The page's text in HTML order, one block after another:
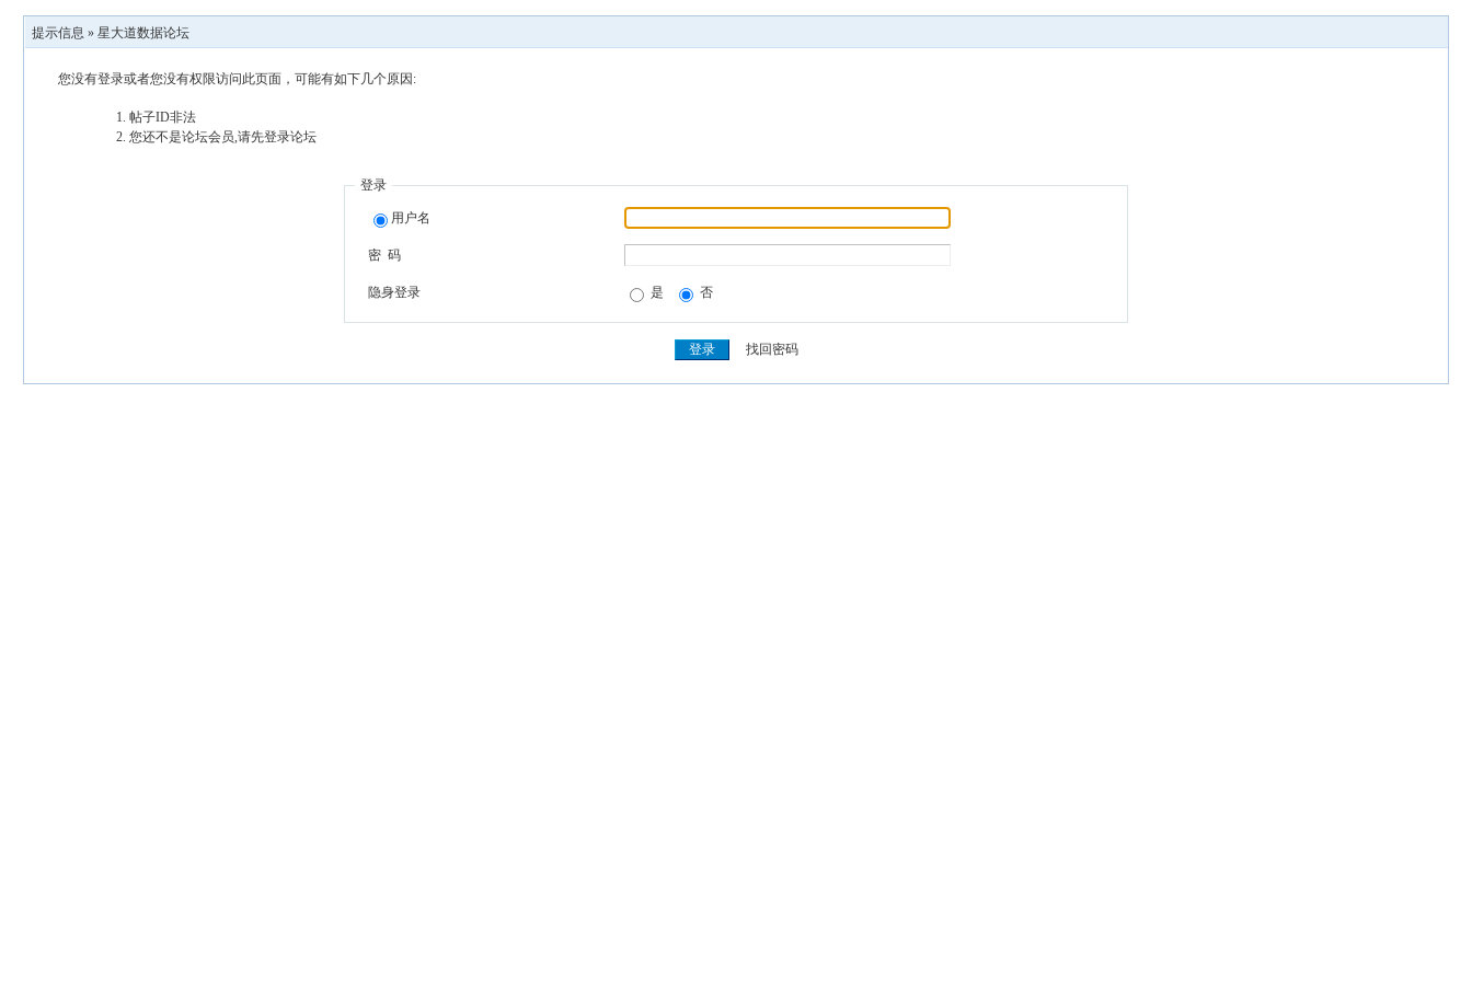
提示信息 » 星大道数据论坛
您没有登录或者您没有权限访问此页面，可能有如下几个原因:
帖子ID非法
您还不是论坛会员,请先登录论坛
登录
用户名
密 码
隐身登录 是 否
找回密码